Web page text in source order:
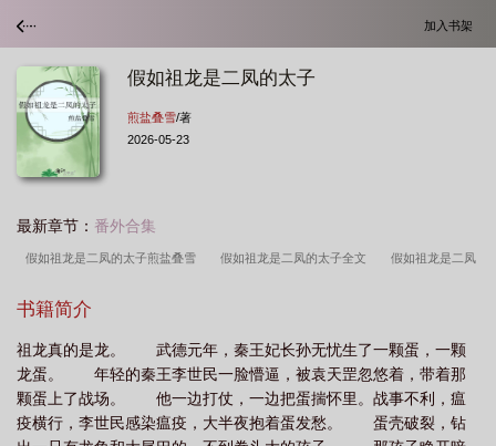
加入书架
假如祖龙是二凤的太子
煎盐叠雪/著
2026-05-23
最新章节： 番外合集
假如祖龙是二凤的太子煎盐叠雪 假如祖龙是二凤的太子全文 假如祖龙是二凤
样 假如祖龙是二凤的太子怎么办
凤的太子 最新章节 无弹窗 如果二凤是大龙的崽34 假如祖龙是二凤的太子免费
阅读 假如祖龙是二凤的太子TXT 假如祖龙是二凤的太子免费 假如祖龙是二
凤的太子 煎盐叠雪 免费 假如祖龙是二凤的太子 煎盐叠雪 假如祖龙是二凤的太
书籍简介
祖龙真的是龙。 武德元年，秦王妃长孙无忧生了一颗蛋，一颗
龙蛋。 年轻的秦王李世民一脸懵逼，被袁天罡忽悠着，带着那
颗蛋上了战场。 他一边打仗，一边把蛋揣怀里。战事不利，瘟
疫横行，李世民感染瘟疫，大半夜抱着蛋发愁。 蛋壳破裂，钻